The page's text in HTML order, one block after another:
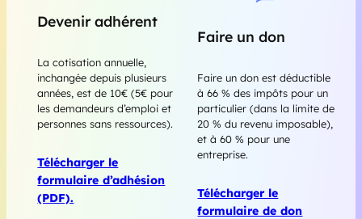
Devenir adhérent
La cotisation annuelle,
inchangée depuis plusieurs
années, est de 10€ (5€ pour
les demandeurs d’emploi et
personnes sans ressources).
Télécharger le
formulaire d’adhésion
(PDF).
Faire un don
Faire un don est déductible
à 66 % des impôts pour un
particulier (dans la limite de
20 % du revenu imposable),
et à 60 % pour une
entreprise.
Télécharger le
formulaire de don